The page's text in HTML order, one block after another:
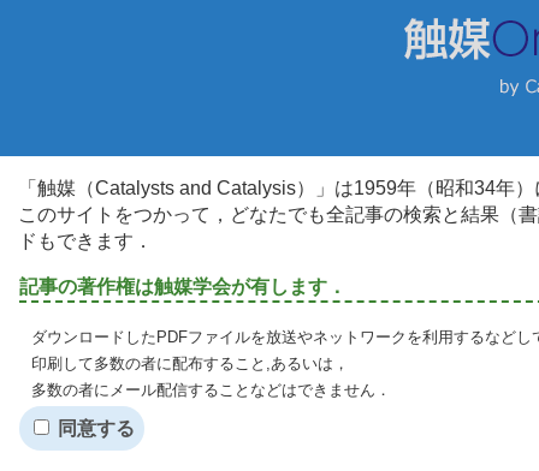
「触媒（Catalysts and Catalysis）」は1959年（昭和34年
このサイトをつかって，どなたでも全記事の検索と結果（
ドもできます．
記事の著作権は触媒学会が有します．
ダウンロードしたPDFファイルを放送やネットワークを利用するなど
印刷して多数の者に配布すること,あるいは，
多数の者にメール配信することなどはできません．
同意する